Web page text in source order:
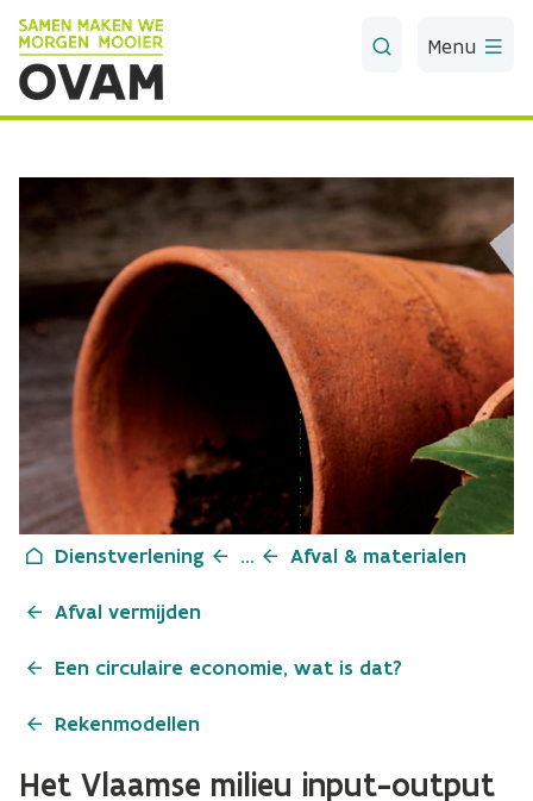
Skip to Main Content
Menu
Dienstverlening ... Afval & materialen
Afval vermijden
Een circulaire economie, wat is dat?
Rekenmodellen
Het Vlaamse milieu input-output